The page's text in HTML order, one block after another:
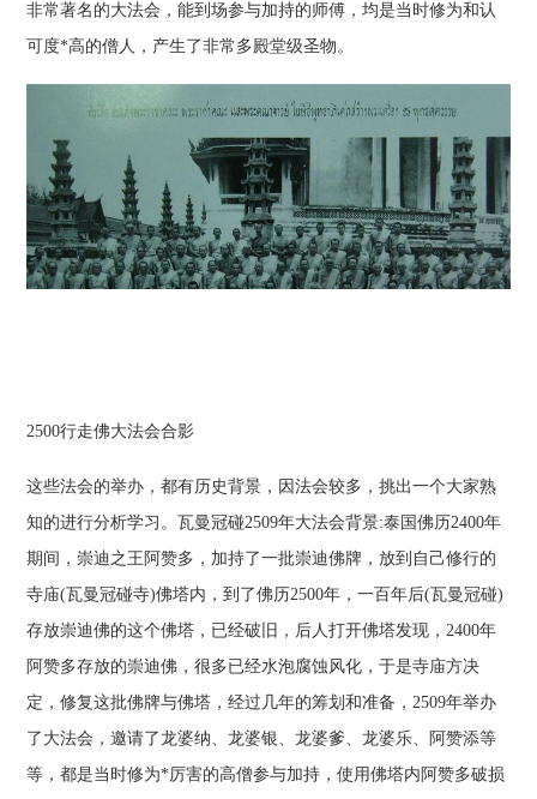
非常著名的大法会，能到场参与加持的师傅，均是当时修为和认
可度*高的僧人，产生了非常多殿堂级圣物。
2500行走佛大法会合影
这些法会的举办，都有历史背景，因法会较多，挑出一个大家熟
知的进行分析学习。瓦曼冠碰2509年大法会背景:泰国佛历2400年
期间，崇迪之王阿赞多，加持了一批崇迪佛牌，放到自己修行的
寺庙(瓦曼冠碰寺)佛塔内，到了佛历2500年，一百年后(瓦曼冠碰)
存放崇迪佛的这个佛塔，已经破旧，后人打开佛塔发现，2400年
阿赞多存放的崇迪佛，很多已经水泡腐蚀风化，于是寺庙方决
定，修复这批佛牌与佛塔，经过几年的筹划和准备，2509年举办
了大法会，邀请了龙婆纳、龙婆银、龙婆爹、龙婆乐、阿赞添等
等，都是当时修为*厉害的高僧参与加持，使用佛塔内阿赞多破损